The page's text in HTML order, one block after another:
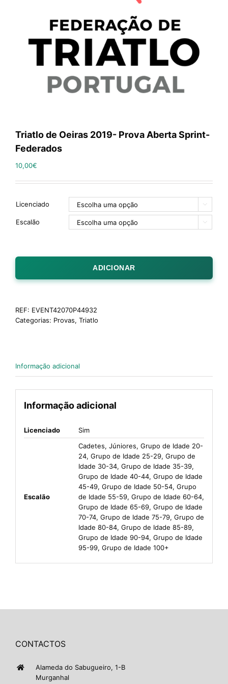
Triatlo de Oeiras 2019- Prova Aberta Sprint-
Federados
10,00€
Licenciado 
Escalão 
ADICIONAR
REF: EVENT42070P44932
Categorias: Provas, Triatlo
Informação adicional
Informação adicional
Licenciado Sim
Escalão
Cadetes, Júniores, Grupo de Idade 20-
24, Grupo de Idade 25-29, Grupo de
Idade 30-34, Grupo de Idade 35-39,
Grupo de Idade 40-44, Grupo de Idade
45-49, Grupo de Idade 50-54, Grupo
de Idade 55-59, Grupo de Idade 60-64,
Grupo de Idade 65-69, Grupo de Idade
70-74, Grupo de Idade 75-79, Grupo de
Idade 80-84, Grupo de Idade 85-89,
Grupo de Idade 90-94, Grupo de Idade
95-99, Grupo de Idade 100+
CONTACTOS
Alameda do Sabugueiro, 1-B
Murganhal